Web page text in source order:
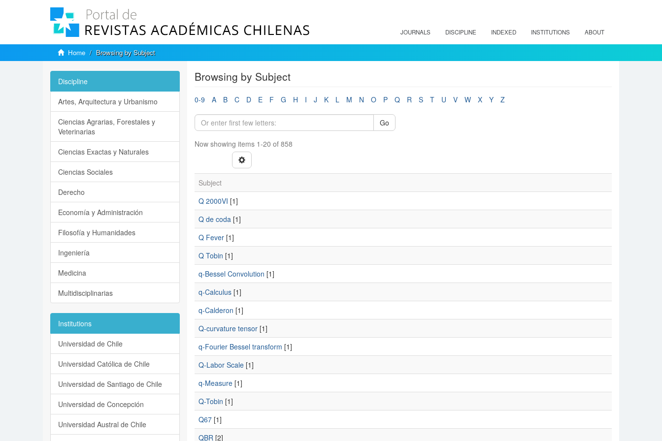
JOURNALS DISCIPLINE INDEXED INSTITUTIONS ABOUT
Home Browsing by Subject
Browsing by Subject
0-9 A B C D E F G H I J K L M N O P Q R S T U V W X Y Z
Go
Now showing items 1-20 of 858
Subject
Q 2000VI [1]
Q de coda[1]
Q Fever[1]
Q Tobin [1]
q-Bessel Convolution [1]
q-Calculus[1]
q-Calderon [1]
Q-curvature tensor[1]
q-Fourier Bessel transform [1]
Q-Labor Scale[1]
q-Measure[1]
Q-Tobin [1]
Q67[1]
QBR[2]
Discipline
Artes, Arquitectura y Urbanismo
Ciencias Agrarias, Forestales y
Veterinarias
Ciencias Exactas y Naturales
Ciencias Sociales
Derecho
Economía y Administración
Filosofía y Humanidades
Ingeniería
Medicina
Multidisciplinarias
Institutions
Universidad de Chile
Universidad Católica de Chile
Universidad de Santiago de Chile
Universidad de Concepción
Universidad Austral de Chile